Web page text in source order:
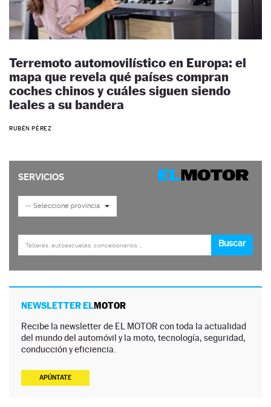
Terremoto automovilístico en Europa: el
mapa que revela qué países compran
coches chinos y cuáles siguen siendo
leales a su bandera
RUBÉN PÉREZ
NEWSLETTER ELMOTOR
Recibe la newsletter de EL MOTOR con toda la actualidad
del mundo del automóvil y la moto, tecnología, seguridad,
conducción y eficiencia.
APÚNTATE